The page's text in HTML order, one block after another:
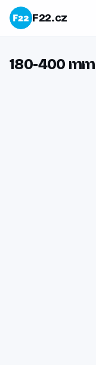
F22.cz
180-400 mm